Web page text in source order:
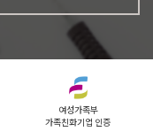
여성가족부
가족친화기업 인증